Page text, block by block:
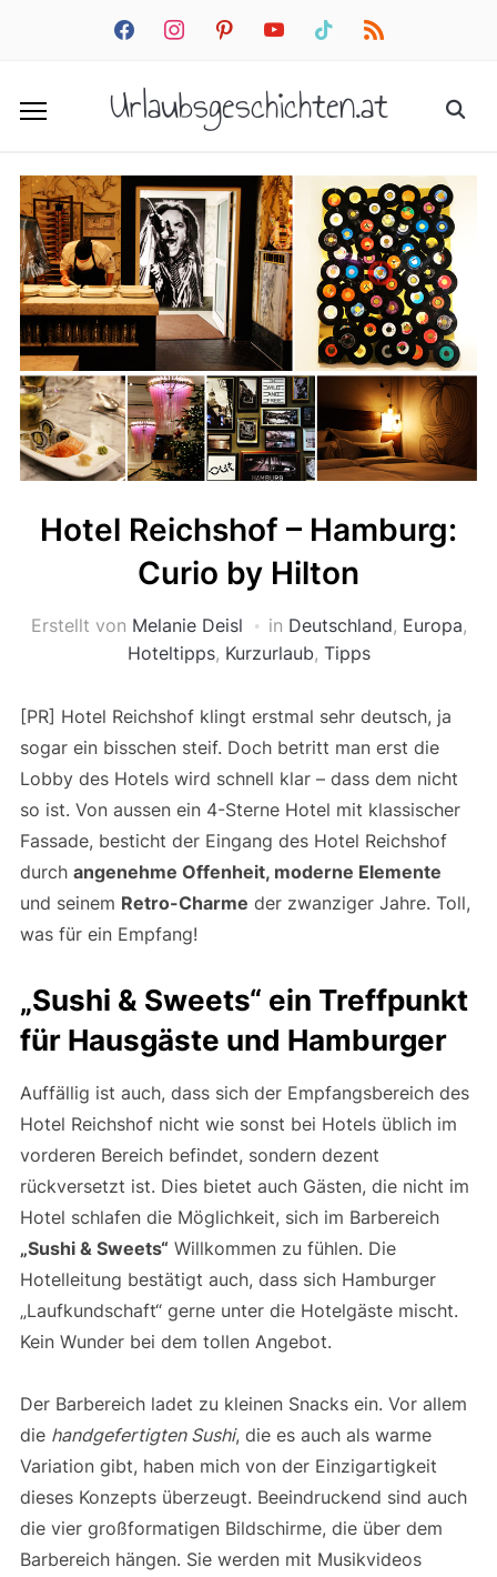
facebookinstagrampinterestyoutube tiktok rss
Urlaubsgeschichten.at
Hotel Reichshof – Hamburg:
Curio by Hilton
Erstellt von Melanie Deisl in Deutschland, Europa,
Hoteltipps, Kurzurlaub, Tipps
[PR] Hotel Reichshof klingt erstmal sehr deutsch, ja
sogar ein bisschen steif. Doch betritt man erst die
Lobby des Hotels wird schnell klar – dass dem nicht
so ist. Von aussen ein 4-Sterne Hotel mit klassischer
Fassade, besticht der Eingang des Hotel Reichshof
durch angenehme Offenheit, moderne Elemente
und seinem Retro-Charme der zwanziger Jahre. Toll,
was für ein Empfang!
„Sushi & Sweets“ ein Treffpunkt
für Hausgäste und Hamburger
Auffällig ist auch, dass sich der Empfangsbereich des
Hotel Reichshof nicht wie sonst bei Hotels üblich im
vorderen Bereich befindet, sondern dezent
rückversetzt ist. Dies bietet auch Gästen, die nicht im
Hotel schlafen die Möglichkeit, sich im Barbereich
„Sushi & Sweets“ Willkommen zu fühlen. Die
Hotelleitung bestätigt auch, dass sich Hamburger
„Laufkundschaft“ gerne unter die Hotelgäste mischt.
Kein Wunder bei dem tollen Angebot.
Der Barbereich ladet zu kleinen Snacks ein. Vor allem
die handgefertigten Sushi, die es auch als warme
Variation gibt, haben mich von der Einzigartigkeit
dieses Konzepts überzeugt. Beeindruckend sind auch
die vier großformatigen Bildschirme, die über dem
Barbereich hängen. Sie werden mit Musikvideos